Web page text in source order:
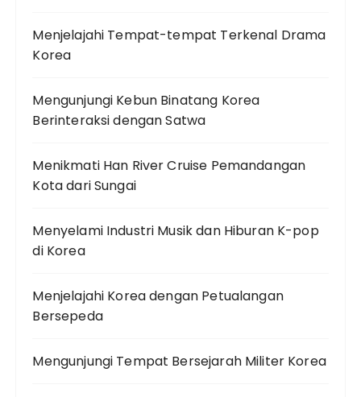
Menjelajahi Tempat-tempat Terkenal Drama
Korea
Mengunjungi Kebun Binatang Korea
Berinteraksi dengan Satwa
Menikmati Han River Cruise Pemandangan
Kota dari Sungai
Menyelami Industri Musik dan Hiburan K-pop
di Korea
Menjelajahi Korea dengan Petualangan
Bersepeda
Mengunjungi Tempat Bersejarah Militer Korea